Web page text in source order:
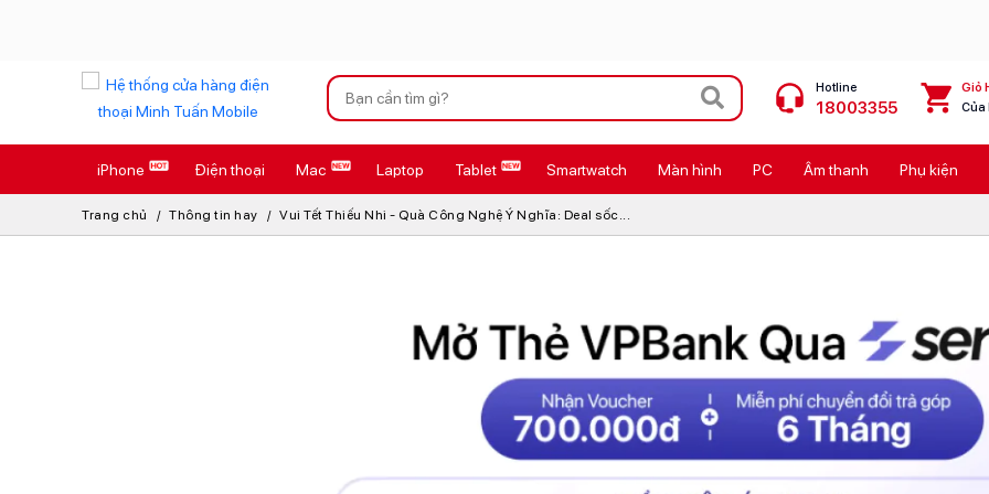
Xu hướng tìm kiếm
iPhone 17 Pro Max
AirTag 2 Mới Galaxy Z8 Series
Apple Watch S11 Ốp lưng Pitaka
Ốp lưng Apple
Loa Marshall Cốc sạc Apple
Hotline
18003355
Giỏ
Của
iPhone Điện thoại Mac Laptop Tablet Smartwatch Màn hình PC Âm thanh Phụ kiện
Trang chủ Thông tin hay Vui Tết Thiếu Nhi - Quà Công Nghệ Ý Nghĩa: Deal sốc...